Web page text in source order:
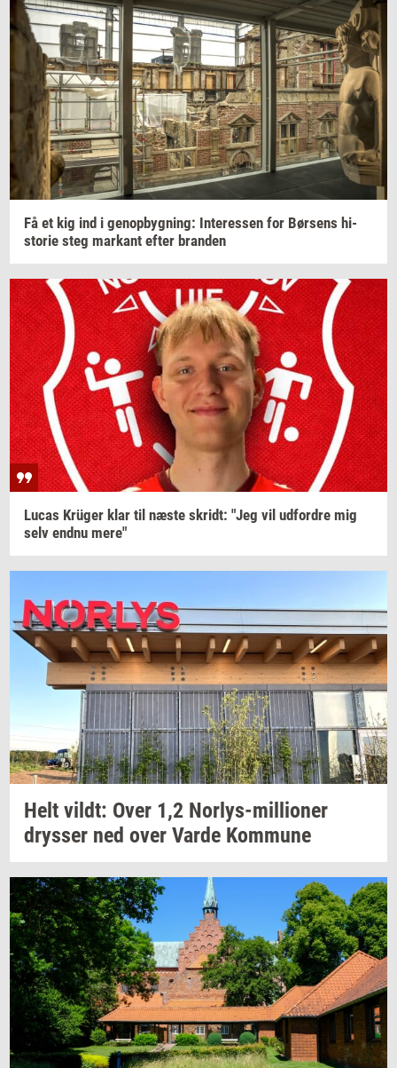
Få et kig ind i genop­byg­ning: In­ter­es­sen for Bør­sens hi­
sto­rie steg mar­kant efter bran­den
Lucas Krüger klar til næste skridt: "Jeg vil ud­for­dre mig
selv endnu mere"
Helt vildt: Over 1,2 Norlys-​millioner
drys­ser ned over Varde Kom­mu­ne